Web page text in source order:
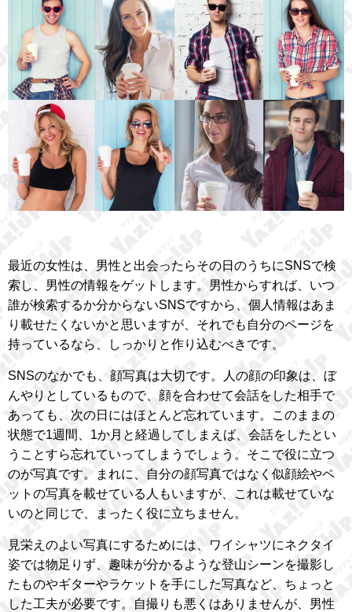
最近の女性は、男性と出会ったらその日のうちにSNSで検
索し、男性の情報をゲットします。男性からすれば、いつ
誰が検索するか分からないSNSですから、個人情報はあま
り載せたくないかと思いますが、それでも自分のページを
持っているなら、しっかりと作り込むべきです。
SNSのなかでも、顔写真は大切です。人の顔の印象は、ぼ
んやりとしているもので、顔を合わせて会話をした相手で
あっても、次の日にはほとんど忘れています。このままの
状態で1週間、1か月と経過してしまえば、会話をしたとい
うことすら忘れていってしまうでしょう。そこで役に立つ
のが写真です。まれに、自分の顔写真ではなく似顔絵やペ
ットの写真を載せている人もいますが、これは載せていな
いのと同じで、まったく役に立ちません。
見栄えのよい写真にするためには、ワイシャツにネクタイ
姿では物足りず、趣味が分かるような登山シーンを撮影し
たものやギターやラケットを手にした写真など、ちょっと
した工夫が必要です。自撮りも悪くはありませんが、男性